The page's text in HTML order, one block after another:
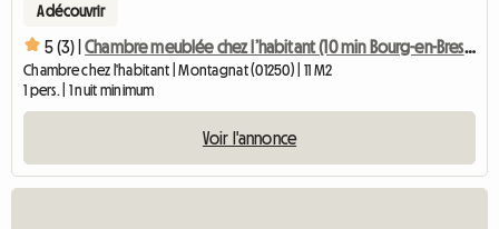
A découvrir
5 (3) | Chambre meublée chez l’habitant (10 min Bourg-en-Bresse)
Chambre chez l'habitant | Montagnat (01250) | 11 M2
1 pers. | 1 nuit minimum
Voir l'annonce